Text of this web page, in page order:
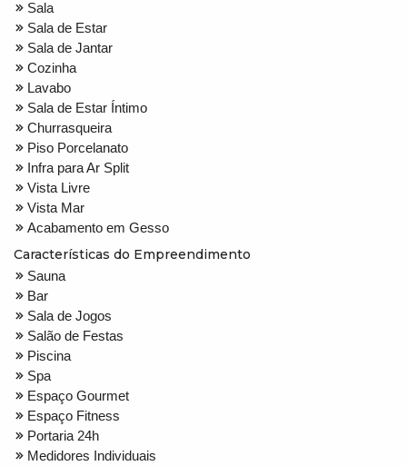
Sala
Sala de Estar
Sala de Jantar
Cozinha
Lavabo
Sala de Estar Íntimo
Churrasqueira
Piso Porcelanato
Infra para Ar Split
Vista Livre
Vista Mar
Acabamento em Gesso
Características do Empreendimento
Sauna
Bar
Sala de Jogos
Salão de Festas
Piscina
Spa
Espaço Gourmet
Espaço Fitness
Portaria 24h
Medidores Individuais